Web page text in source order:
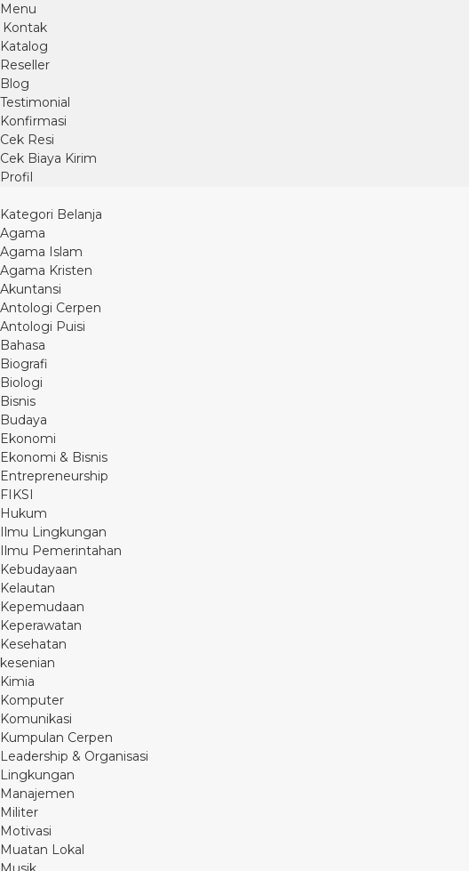
Menu
Kontak
Katalog
Reseller
Blog
Testimonial
Konfirmasi
Cek Resi
Cek Biaya Kirim
Profil
Kategori Belanja
Agama
Agama Islam
Agama Kristen
Akuntansi
Antologi Cerpen
Antologi Puisi
Bahasa
Biografi
Biologi
Bisnis
Budaya
Ekonomi
Ekonomi & Bisnis
Entrepreneurship
FIKSI
Hukum
Ilmu Lingkungan
Ilmu Pemerintahan
Kebudayaan
Kelautan
Kepemudaan
Keperawatan
Kesehatan
kesenian
Kimia
Komputer
Komunikasi
Kumpulan Cerpen
Leadership & Organisasi
Lingkungan
Manajemen
Militer
Motivasi
Muatan Lokal